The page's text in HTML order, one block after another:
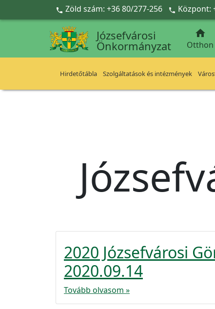
Ugrás a fő tartalomra
 Zöld szám: +36 80/277-256  Központ:
Józsefvárosi
Önkormányzat

Otthon
Hirdetőtábla Szolgáltatások és intézmények
2020 Józsefvárosi
2020.09.14
Tovább olvasom »